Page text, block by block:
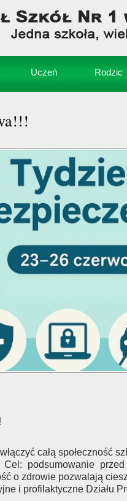
Uczeń Rodzic
całą społeczność
Cel: podsumowanie
o zdrowie pozwalają
i profilaktyczne Działu